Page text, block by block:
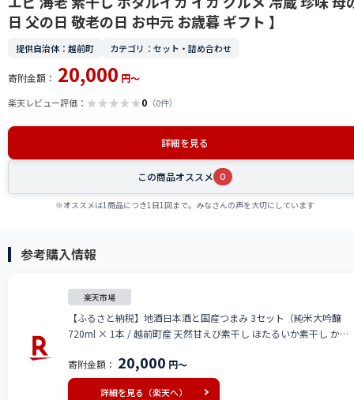
日 父の日 敬老の日 お中元 お歳暮 ギフト 】
提供自治体：越前町 カテゴリ：セット・詰め合わせ
寄附金額： 20,000 円～
楽天レビュー評価： ★★★★★0 （0件）
詳細を見る
この商品オススメ 0
※オススメは1商品につき1日1回まで。みなさんの声を大切にしています
参考購入情報
楽天市場
【ふるさと納税】地酒日本酒と国産つまみ 3セット（純米大吟醸
720ml × 1本 / 越前町産 天然甘えび素干し ほたるいか素干し かれ
カ グルメ 冷蔵 珍味 母の日 父の日 敬老の日 お中元 お歳暮 ギフト
】
寄附金額： 20,000 円～
詳細を見る（楽天へ）